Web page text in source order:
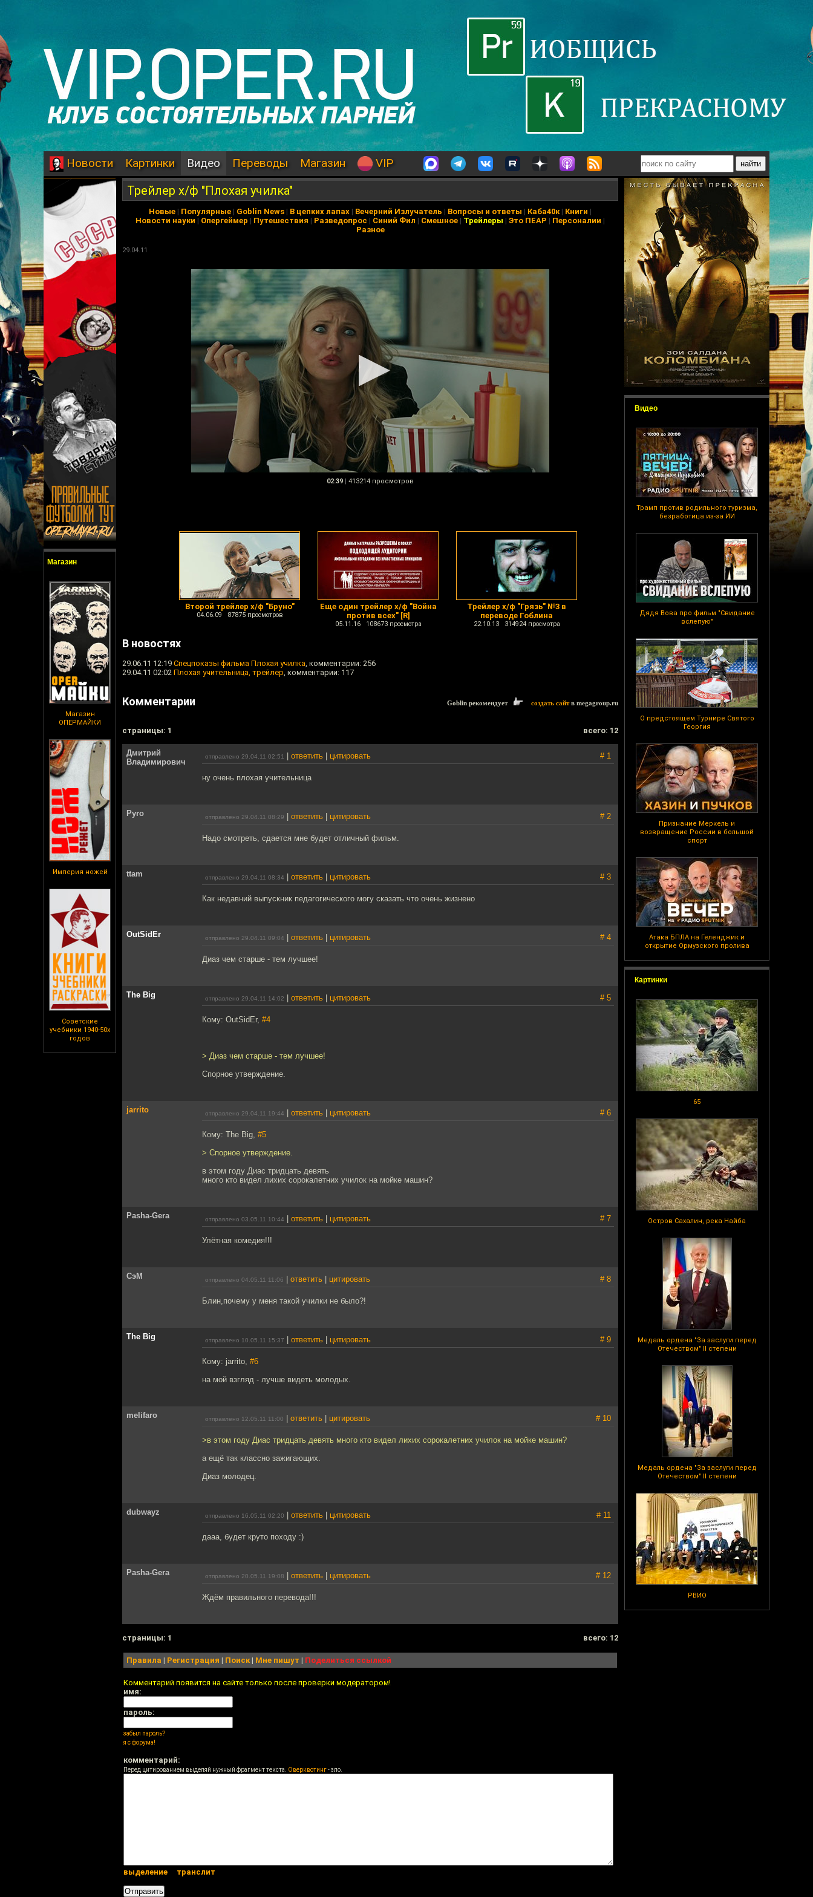
Новости Картинки Видео Переводы Магазин VIP
Магазин
Магазин
ОПЕРМАЙКИ
Империя ножей
Советские
учебники 1940-50х
годов
Видео
Трамп против родильного туризма,
безработица из-за ИИ
Дядя Вова про фильм "Свидание
вслепую"
О предстоящем Турнире Святого
Георгия
Признание Меркель и
возвращение России в большой
спорт
Атака БПЛА на Геленджик и
открытие Ормузского пролива
Картинки
65
Остров Сахалин, река Найба
Медаль ордена "За заслуги перед
Отечеством" II степени
Медаль ордена "За заслуги перед
Отечеством" II степени
РВИО
Трейлер х/ф "Плохая училка"
Новые | Популярные | Goblin News | В цепких лапах | Вечерний Излучатель | Вопросы и ответы | Каба40к| Книги |
Новости науки | Опергеймер | Путешествия | Разведопрос | Синий Фил | Смешное | Трейлеры | Это ПЕАР | Персоналии |
Разное
29.04.11
02:39 | 413214 просмотров
Второй трейлер х/ф "Бруно"
04.06.09 87875 просмотров
Еще один трейлер х/ф "Война
против всех" [R]
05.11.16 108673 просмотра
Трейлер х/ф "Грязь" №3 в
переводе Гоблина
22.10.13 314924 просмотра
В новостях
29.06.11 12:19 Спецпоказы фильма Плохая училка, комментарии: 256
29.04.11 02:02 Плохая учительница, трейлер, комментарии: 117
Комментарии Goblin рекомендует создать сайтв megagroup.ru
cтраницы: 1 всего: 12
Дмитрий
Владимирович
отправлено 29.04.11 02:51 ответить цитировать # 1
ну очень плохая учительница
Pyro отправлено 29.04.11 08:29 ответить цитировать # 2
Надо смотреть, сдается мне будет отличный фильм.
ttam отправлено 29.04.11 08:34 ответить цитировать # 3
Как недавний выпускник педагогического могу сказать что очень жизнено
OutSidEr отправлено 29.04.11 09:04 ответить цитировать # 4
Диаз чем старше - тем лучшее!
The Big отправлено 29.04.11 14:02 ответить цитировать # 5
Кому: OutSidEr, #4
> Диаз чем старше - тем лучшее!
Спорное утверждение.
jarrito отправлено 29.04.11 19:44 ответить цитировать # 6
Кому: The Big, #5
> Спорное утверждение.
в этом году Диас тридцать девять
много кто видел лихих сорокалетних училок на мойке машин?
Pasha-Gera отправлено 03.05.11 10:44 ответить цитировать # 7
Улётная комедия!!!
СэМ отправлено 04.05.11 11:06 ответить цитировать # 8
Блин,почему у меня такой училки не было?!
The Big отправлено 10.05.11 15:37 ответить цитировать # 9
Кому: jarrito, #6
на мой взгляд - лучше видеть молодых.
melifaro отправлено 12.05.11 11:00 ответить цитировать # 10
>в этом году Диас тридцать девять много кто видел лихих сорокалетних училок на мойке машин?
а ещё так классно зажигающих.
Диаз молодец.
dubwayz отправлено 16.05.11 02:20 ответить цитировать # 11
дааа, будет круто походу :)
Pasha-Gera отправлено 20.05.11 19:08 ответить цитировать # 12
Ждём правильного перевода!!!
cтраницы: 1 всего: 12
Правила | Регистрация | Поиск| Мне пишут | Поделиться ссылкой
Комментарий появится на сайте только после проверки модератором!
имя:
пароль:
забыл пароль?
я с форума!
комментарий:
Перед цитированием выделяй нужный фрагмент текста. Оверквотинг- зло.
выделение транслит